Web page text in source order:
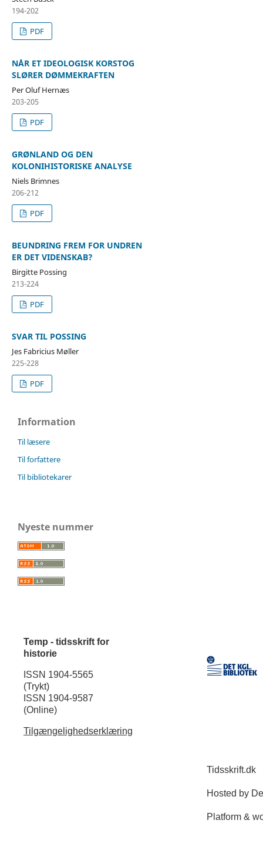
194-202
PDF
NÅR ET IDEOLOGISK KORSTOG
SLØRER DØMMEKRAFTEN
Per Oluf Hernæs
203-205
PDF
GRØNLAND OG DEN
KOLONIHISTORISKE ANALYSE
Niels Brimnes
206-212
PDF
BEUNDRING FREM FOR UNDREN
ER DET VIDENSKAB?
Birgitte Possing
213-224
PDF
SVAR TIL POSSING
Jes Fabricius Møller
225-228
PDF
Information
Til læsere
Til forfattere
Til bibliotekarer
Nyeste nummer
Temp - tidsskrift for
historie
ISSN 1904-5565
(Trykt)
ISSN 1904-9587
(Online)
Tilgængelighedserklæring